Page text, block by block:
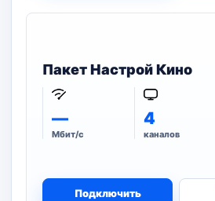
Пакет Настрой Кино
—
Мбит/с
4
каналов
Подключить